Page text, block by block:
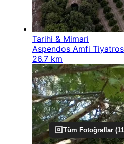
Tüm Fotoğraflar (11
Tarihi & Mimari
Aspendos Amfi
26.7 km